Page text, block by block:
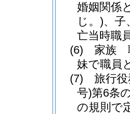
婚姻関係
じ。)、子
亡当時職
(6)
家族
妹で職員
(7)
旅行
号)第6条
の規則で